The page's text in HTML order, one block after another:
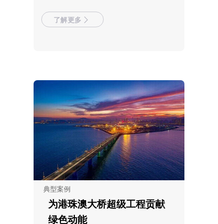
了解更多
典型案例
为港珠澳大桥超级工程贡献
绿色动能